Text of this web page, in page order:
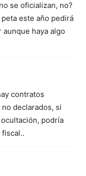
se oficializan, no?
este año pedirá
haya algo
contratos
declarados, si
podría